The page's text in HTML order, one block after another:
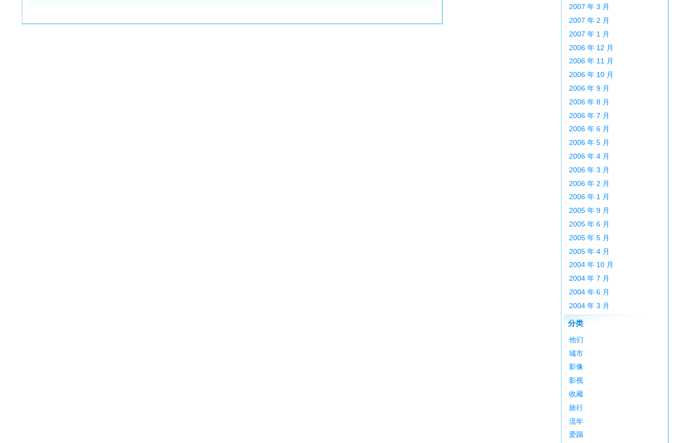
2007 年 3 月
2007 年 2 月
2007 年 1 月
2006 年 12 月
2006 年 11 月
2006 年 10 月
2006 年 9 月
2006 年 8 月
2006 年 7 月
2006 年 6 月
2006 年 5 月
2006 年 4 月
2006 年 3 月
2006 年 2 月
2006 年 1 月
2005 年 9 月
2005 年 6 月
2005 年 5 月
2005 年 4 月
2004 年 10 月
2004 年 7 月
2004 年 6 月
2004 年 3 月
分类
他们
城市
影像
影视
收藏
旅行
流年
爱踢